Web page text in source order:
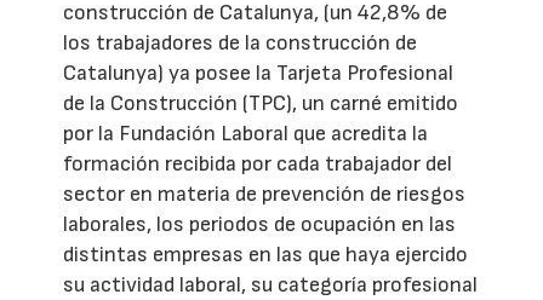
construcción de Catalunya, (un 42,8% de
los trabajadores de la construcción de
Catalunya) ya posee la Tarjeta Profesional
de la Construcción (TPC), un carné emitido
por la Fundación Laboral que acredita la
formación recibida por cada trabajador del
sector en materia de prevención de riesgos
laborales, los periodos de ocupación en las
distintas empresas en las que haya ejercido
su actividad laboral, su categoría profesional